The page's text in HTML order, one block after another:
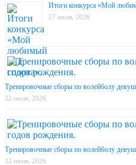
Итоги конкурса «Мой
27 июля, 2026
Тренировочные сборы по волейболу
22 июля, 2026
Тренировочные сборы по волейболу
22 июля, 2026